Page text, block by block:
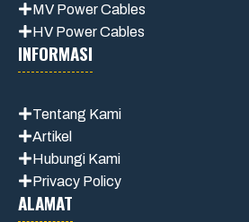
MV Power Cables
HV Power Cables
INFORMASI
Tentang Kami
Artikel
Hubungi Kami
Privacy Policy
ALAMAT